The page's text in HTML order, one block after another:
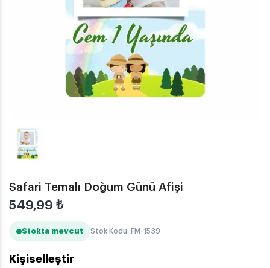
Safari Temalı Doğum Günü Afişi
549,99 ₺
Stokta mevcut Stok Kodu: FM-1539
Kişiselleştir